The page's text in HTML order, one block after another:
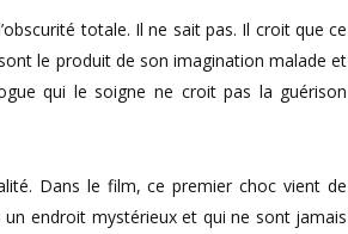
totale. Il ne sait pas. Il croit que ce
le produit de son imagination malade et
qui le soigne ne croit pas la guérison
Dans le film, ce premier choc vient de
un endroit mystérieux et qui ne sont jamais